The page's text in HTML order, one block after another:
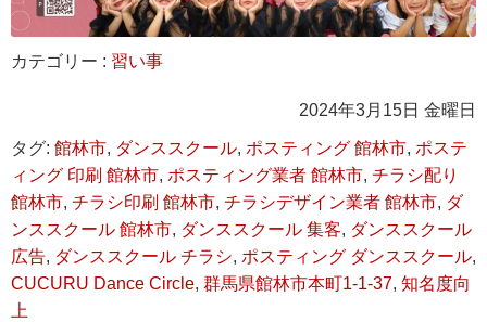
カテゴリー : 習い事
2024年3月15日 金曜日
タグ: 館林市, ダンススクール, ポスティング 館林市, ポステ
ィング 印刷 館林市, ポスティング業者 館林市, チラシ配り
館林市, チラシ印刷 館林市, チラシデザイン業者 館林市, ダ
ンススクール 館林市, ダンススクール 集客, ダンススクール
広告, ダンススクール チラシ, ポスティング ダンススクール,
CUCURU Dance Circle, 群馬県館林市本町1-1-37, 知名度向
上